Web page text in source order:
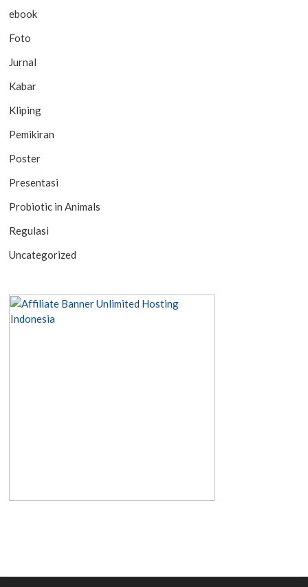
ebook
Foto
Jurnal
Kabar
Kliping
Pemikiran
Poster
Presentasi
Probiotic in Animals
Regulasi
Uncategorized